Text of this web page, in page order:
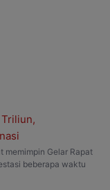
memimpin Gelar Rapat
beberapa waktu